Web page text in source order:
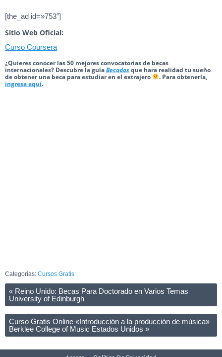
[the_ad id=»753″]
Sitio Web Oficial:
Curso Coursera
¿Quieres conocer las 50 mejores convocatorias de becas
internacionales? Descubre la guíaBecadosque hara realidad tu sueño
de obtener una beca para estudiar en el extrajero
. Para obtenerla,
ingresa aquí.
Categorías: Cursos Gratis
« Reino Unido: Becas Para Doctorado en Varios Temas
University of Edinburgh
Curso Gratis Online «Introducción a la producción de música»
Berklee College of Music Estados Unidos »